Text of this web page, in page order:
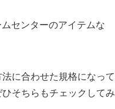
センターのアイテムな
に合わせた規格になって
そちらもチェックしてみ